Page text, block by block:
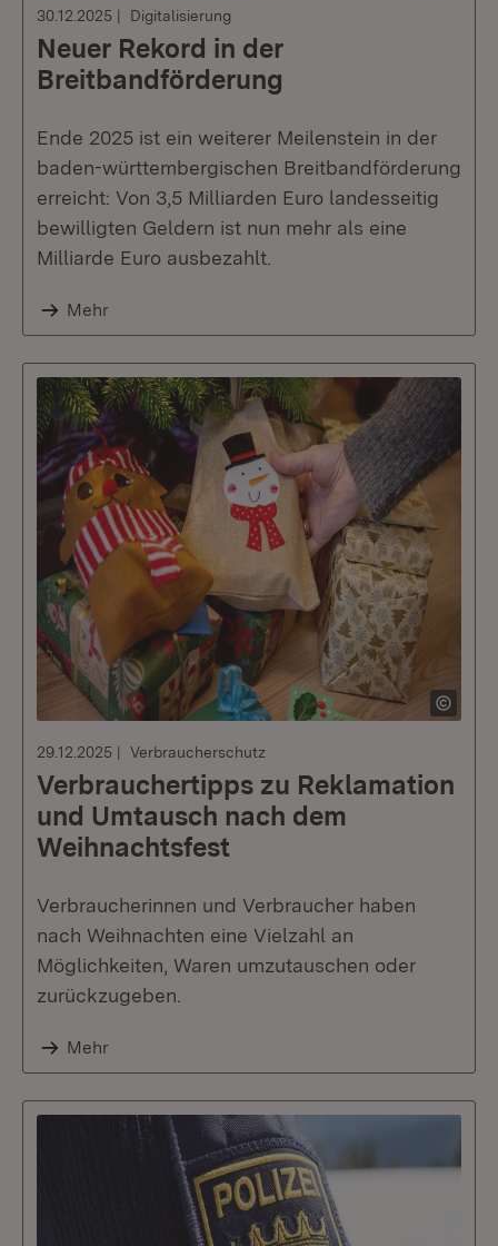
30.12.2025 Digitalisierung
Neuer Rekord in der
Breitbandförderung
Ende 2025 ist ein weiterer Meilenstein in der
baden-württembergischen Breitbandförderung
erreicht: Von 3,5 Milliarden Euro landesseitig
bewilligten Geldern ist nun mehr als eine
Milliarde Euro ausbezahlt.
Mehr
29.12.2025 Verbraucherschutz
Verbrauchertipps zu Reklamation
und Umtausch nach dem
Weihnachtsfest
Verbraucherinnen und Verbraucher haben
nach Weihnachten eine Vielzahl an
Möglichkeiten, Waren umzutauschen oder
zurückzugeben.
Mehr